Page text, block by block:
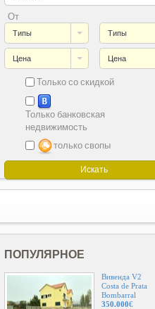
От
Типы Типы
Цена Цена
Только со скидкой
Только банковская
недвижимость
только свопы
ПОПУЛЯРНОЕ
Вивенда V2
Costa de Prata
Bombarral
350.000€